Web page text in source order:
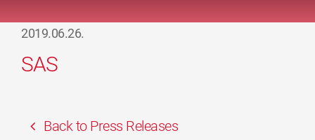
2019.06.26.
SAS
Back to Press Releases